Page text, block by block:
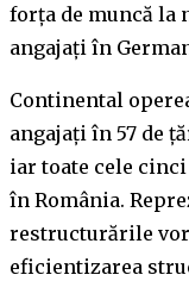
forța de muncă la
angajați în
Continental
angajați în 57 de
iar toate cele
în România.
restructurările
eficientizarea